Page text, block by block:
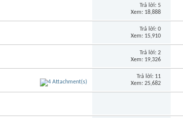
Trả lời: 5
Xem: 18,888
Trả lời: 0
Xem: 15,910
Trả lời: 2
Xem: 19,326
Trả lời: 11
Xem: 25,682